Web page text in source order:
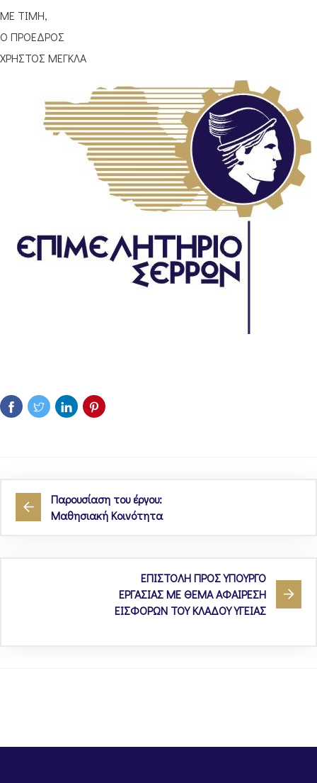
ΜΕ ΤΙΜΗ,
Ο ΠΡΟΕΔΡΟΣ
ΧΡΗΣΤΟΣ ΜΕΓΚΛΑ
Παρουσίαση του έργου:
Μαθησιακή Κοινότητα
ΕΠΙΣΤΟΛΗ ΠΡΟΣ ΥΠOΥΡΓΟ
ΕΡΓΑΣΙΑΣ ΜΕ ΘΕΜΑ ΑΦΑΙΡΕΣΗ
ΕΙΣΦΟΡΩΝ ΤΟΥ ΚΛΑΔΟΥ ΥΓΕΙΑΣ